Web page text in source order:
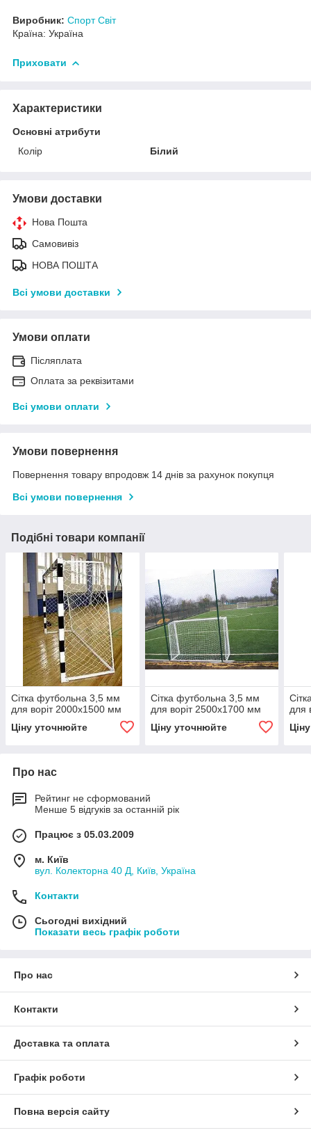
Виробник: Спорт Світ
Країна: Україна
Приховати
Характеристики
Основні атрибути
Колір
Білий
Умови доставки
Нова Пошта
Самовивіз
НОВА ПОШТА
Всі умови доставки
Умови оплати
Післяплата
Оплата за реквізитами
Всі умови оплати
Умови повернення
Повернення товару впродовж 14 днів за рахунок покупця
Всі умови повернення
Подібні товари компанії
Сітка футбольна 3,5 мм
для воріт 2000х1500 мм
Ціну уточнюйте
Сітка футбольна 3,5 мм
для воріт 2500х1700 мм
Ціну уточнюйте
для
Про нас
Рейтинг не сформований
Менше 5 відгуків за останній рік
Працює з 05.03.2009
м. Київ
вул. Колекторна 40 Д, Київ, Україна
Контакти
Сьогодні вихідний
Показати весь графік роботи
Про нас
Контакти
Доставка та оплата
Графік роботи
Повна версія сайту